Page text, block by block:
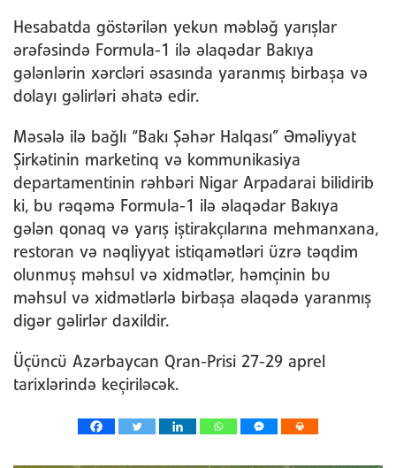
Hesabatda göstərilən yekun məbləğ yarışlar
ərəfəsində Formula-1 ilə əlaqədar Bakıya
gələnlərin xərcləri əsasında yaranmış birbaşa və
dolayı gəlirləri əhatə edir.
Məsələ ilə bağlı “Bakı Şəhər Halqası” Əməliyyat
Şirkətinin marketinq və kommunikasiya
departamentinin rəhbəri Nigar Arpadarai bilidirib
ki, bu rəqəmə Formula-1 ilə əlaqədar Bakıya
gələn qonaq və yarış iştirakçılarına mehmanxana,
restoran və nəqliyyat istiqamətləri üzrə təqdim
olunmuş məhsul və xidmətlər, həmçinin bu
məhsul və xidmətlərlə birbaşa əlaqədə yaranmış
digər gəlirlər daxildir.
Üçüncü Azərbaycan Qran-Prisi 27-29 aprel
tarixlərində keçiriləcək.